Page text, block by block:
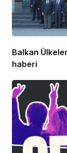
Balkan
haberi